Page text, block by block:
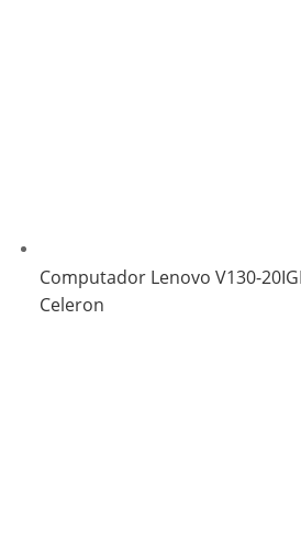
Computador Lenovo V130-
Celeron